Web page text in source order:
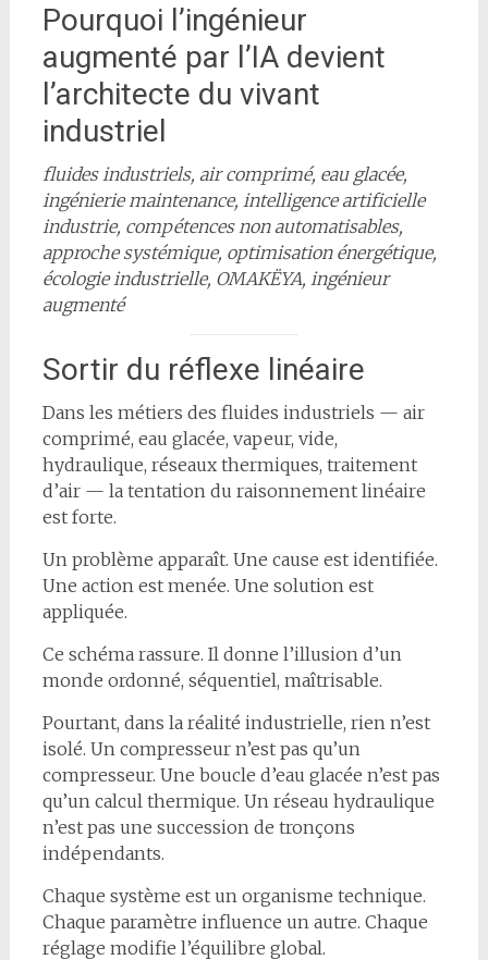
Pourquoi l’ingénieur
augmenté par l’IA devient
l’architecte du vivant
industriel
fluides industriels, air comprimé, eau glacée,
ingénierie maintenance, intelligence artificielle
industrie, compétences non automatisables,
approche systémique, optimisation énergétique,
écologie industrielle, OMAKËYA, ingénieur
augmenté
Sortir du réflexe linéaire
Dans les métiers des fluides industriels — air
comprimé, eau glacée, vapeur, vide,
hydraulique, réseaux thermiques, traitement
d’air — la tentation du raisonnement linéaire
est forte.
Un problème apparaît. Une cause est identifiée.
Une action est menée. Une solution est
appliquée.
Ce schéma rassure. Il donne l’illusion d’un
monde ordonné, séquentiel, maîtrisable.
Pourtant, dans la réalité industrielle, rien n’est
isolé. Un compresseur n’est pas qu’un
compresseur. Une boucle d’eau glacée n’est pas
qu’un calcul thermique. Un réseau hydraulique
n’est pas une succession de tronçons
indépendants.
Chaque système est un organisme technique.
Chaque paramètre influence un autre. Chaque
réglage modifie l’équilibre global.